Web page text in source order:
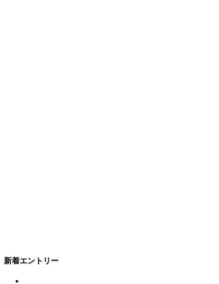
新着エントリー